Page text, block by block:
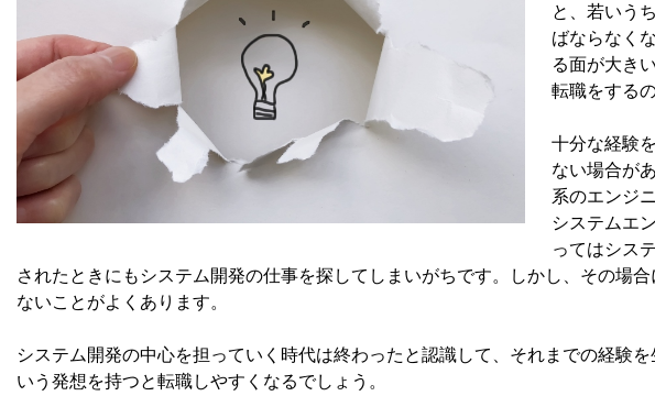
と、若いう
ばならなく
る面が大き
転職をする
十分な経験
ない場合が
系のエンジ
システムエ
ってはシス
されたときにもシステム開発の仕事を探してしまいがちです。しかし、その場
ないことがよくあります。
システム開発の中心を担っていく時代は終わったと認識して、それまでの経験
いう発想を持つと転職しやすくなるでしょう。